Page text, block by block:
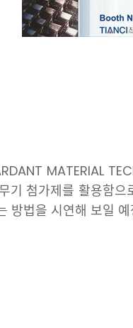
MATERIAL
기 첨가제를 활용함
방법을 시연해 보일